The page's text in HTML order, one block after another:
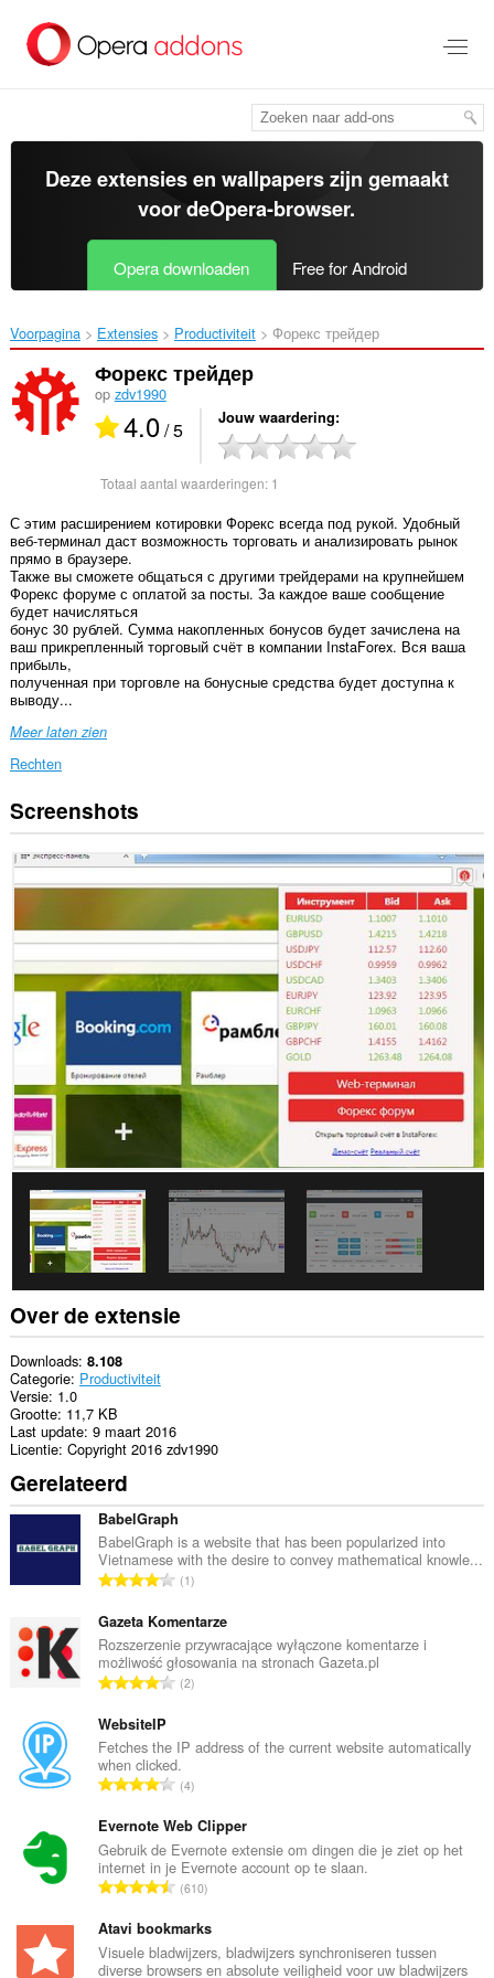
tekst
springen
Deze extensies en wallpapers zijn gemaakt
voor deOpera-browser.
Opera downloaden Free for Android
Voorpagina Extensies Productiviteit Форекс трейдер‎
Форекс трейдер
op zdv1990
4.0/ 5 Jouw waardering
Totaal aantal waarderingen: 1
С этим расширением котировки Форекс всегда под рукой. Удобный
веб-терминал даст возможность торговать и анализировать рынок
прямо в браузере.
Также вы сможете общаться с другими трейдерами на крупнейшем
Форекс форуме с оплатой за посты. За каждое ваше сообщение
будет начисляться
бонус 30 рублей. Сумма накопленных бонусов будет зачислена на
ваш прикрепленный торговый счёт в компании InstaForex. Вся ваша
прибыль,
полученная при торговле на бонусные средства будет доступна к
выводу...
Meer laten zien
Rechten
Deze
extensie
toegang
krijgen
gegevens
sommige
websites.
Screenshots
Over de extensie
Downloads 8.108
Categorie Productiviteit
Versie 1.0
Grootte 11,7 KB
Last update 9 maart 2016
Licentie Copyright 2016 zdv1990
Gerelateerd
BabelGraph
BabelGraph is a website that has been popularized into
Vietnamese with the desire to convey mathematical knowle...
T
t
a
a
l
n
t
a
l
w
a
a
d
e
1
Gazeta Komentarze
Rozszerzenie przywracające wyłączone komentarze i
możliwość głosowania na stronach Gazeta.pl
T
a
a
l
a
n
t
a
l
w
a
2
WebsiteIP
Fetches the IP address of the current website automatically
when clicked.
T
t
a
a
l
a
n
4
Evernote Web Clipper
Gebruik de Evernote extensie om dingen die je ziet op het
internet in je Evernote account op te slaan.
T
t
a
610
Atavi bookmarks
Visuele bladwijzers, bladwijzers synchroniseren tussen
diverse browsers en absolute veiligheid voor uw bladwijzers